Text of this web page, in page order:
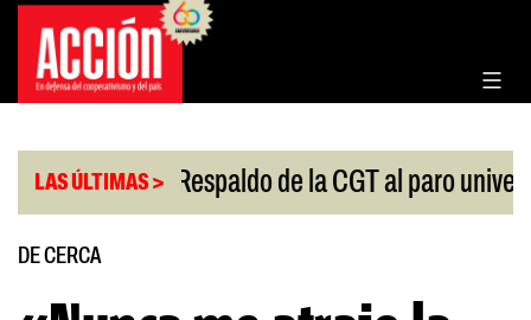
Saltar
contenido
LAS ÚLTIMAS >
| Respaldo de la CGT al paro universitario |
DE CERCA